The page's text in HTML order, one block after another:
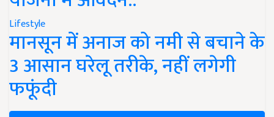
Lifestyle
मानसून में अनाज को नमी से बचाने के
3 आसान घरेलू तरीके, नहीं लगेगी
फफूंदी